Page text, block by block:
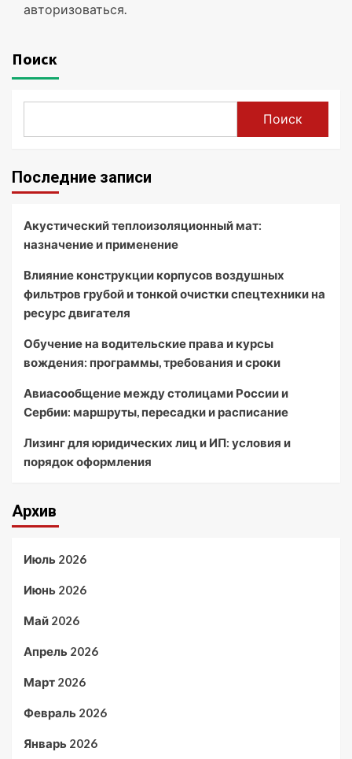
авторизоваться
Поиск
Поиск
Последние записи
Акустический теплоизоляционный мат:
назначение и применение
Влияние конструкции корпусов воздушных
фильтров грубой и тонкой очистки спецтехники на
ресурс двигателя
Обучение на водительские права и курсы
вождения: программы, требования и сроки
Авиасообщение между столицами России и
Сербии: маршруты, пересадки и расписание
Лизинг для юридических лиц и ИП: условия и
порядок оформления
Архив
Июль 2026
Июнь 2026
Май 2026
Апрель 2026
Март 2026
Февраль 2026
Январь 2026